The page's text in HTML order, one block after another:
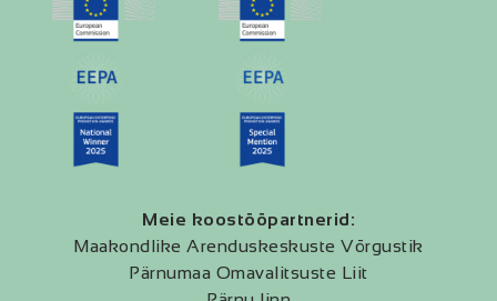
Meie koostööpartnerid:
Maakondlike Arenduskeskuste Võrgustik
Pärnumaa Omavalitsuste Liit